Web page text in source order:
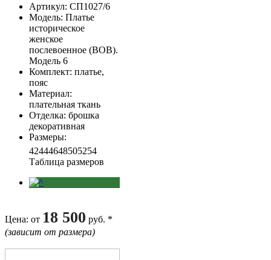
Артикул: СП1027/6
Модель: Платье
историческое
женское
послевоенное (ВОВ).
Модель 6
Комплект: платье,
пояс
Материал:
плательная ткань
Отделка: брошка
декоративная
Размеры:
42444648505254
Таблица размеров
Цена: от 18 500 руб. *
(зависит от размера)